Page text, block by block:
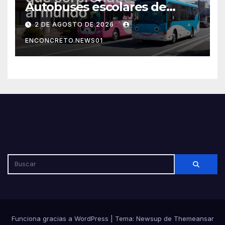
Autobuses escolares de
Japón sorprenden al mundo
por su seguridad y disciplina
2 DE AGOSTO DE 2026
ENCONCRETO.NEWS01
Funciona gracias a WordPress Tema: Newsup de Themeansar